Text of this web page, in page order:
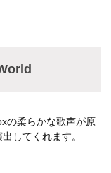
の柔らかな歌声が原
してくれます。